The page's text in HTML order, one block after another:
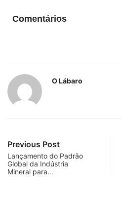
Comentários
O Lábaro
Previous Post
Lançamento do Padrão
Global da Indústria
Mineral para…